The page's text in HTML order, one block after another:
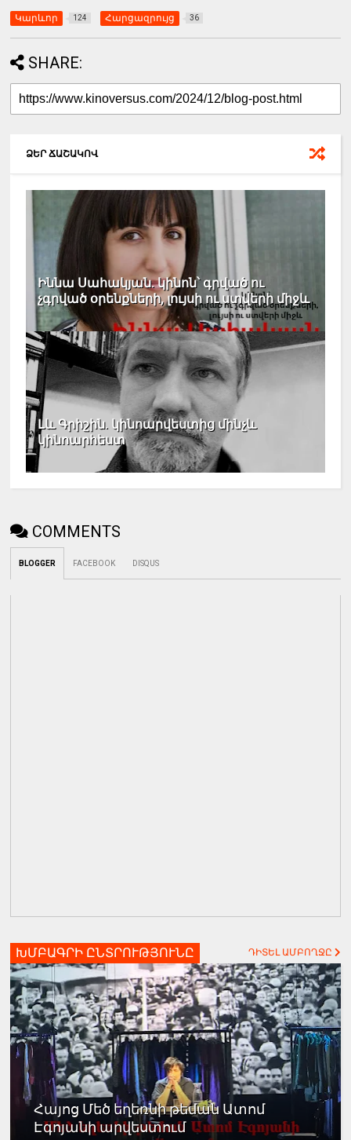
Կարևոր 124 Հարցազրույց 36
SHARE:
ՁԵՐ ՃԱՇԱԿՈՎ
Իննա Սահակյան. կինոն՝ գրված ու
չգրված օրենքների, լույսի ու ստվերի միջև
Լև Գրիշին. կինոարվեստից մինչև
կինոարհեստ
COMMENTS
BLOGGER FACEBOOK DISQUS
ԽՄԲԱԳՐԻ ԸՆՏՐՈՒԹՅՈՒՆԸ ԴԻՏԵԼ ԱՄԲՈՂՋԸ
Հայոց Մեծ եղեռնի թեման Ատոմ
Էգոյանի արվեստում